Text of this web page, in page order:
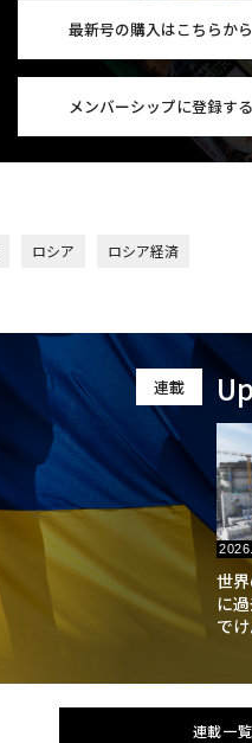
最新号の購入はこちらから
メンバーシップに登録する
ロシア ロシア経済
連載
世
に
で
連載一覧